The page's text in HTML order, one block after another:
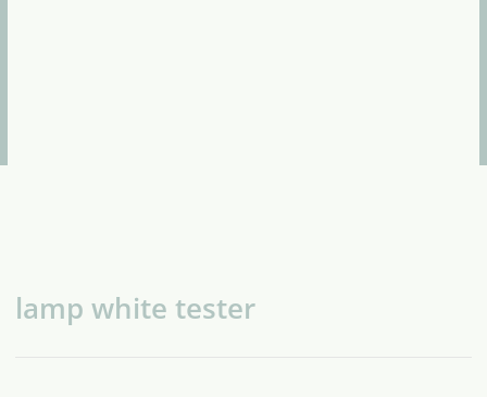
lamp white tester